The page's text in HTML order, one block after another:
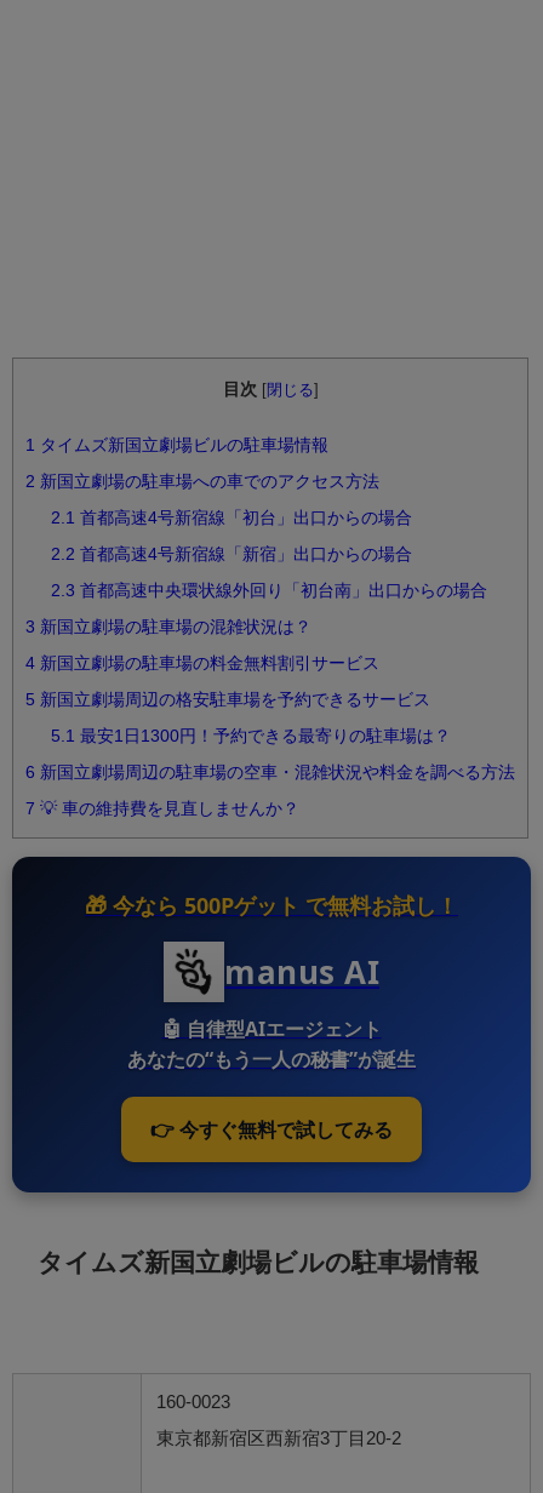
目次 閉じる
1 タイムズ新国立劇場ビルの駐車場情報
2 新国立劇場の駐車場への車でのアクセス方法
2.1 首都高速4号新宿線「初台」出口からの場合
2.2 首都高速4号新宿線「新宿」出口からの場合
2.3 首都高速中央環状線外回り「初台南」出口からの場合
3 新国立劇場の駐車場の混雑状況は？
4 新国立劇場の駐車場の料金無料割引サービス
5 新国立劇場周辺の格安駐車場を予約できるサービス
5.1 最安1日1300円！予約できる最寄りの駐車場は？
6 新国立劇場周辺の駐車場の空車・混雑状況や料金を調べる方法
7 💡 車の維持費を見直しませんか？
🎁 今なら 500Pゲット で無料お試し！
manus AI
🤖 自律型AIエージェント
あなたの“もう一人の秘書”が誕生
👉 今すぐ無料で試してみる
タイムズ新国立劇場ビルの駐車場情報
160-0023
東京都新宿区西新宿3丁目20-2